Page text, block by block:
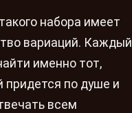
набора имеет
вариаций. Каждый
именно тот,
придется по душе и
всем